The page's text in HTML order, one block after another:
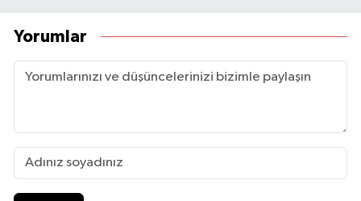
Yorumlar